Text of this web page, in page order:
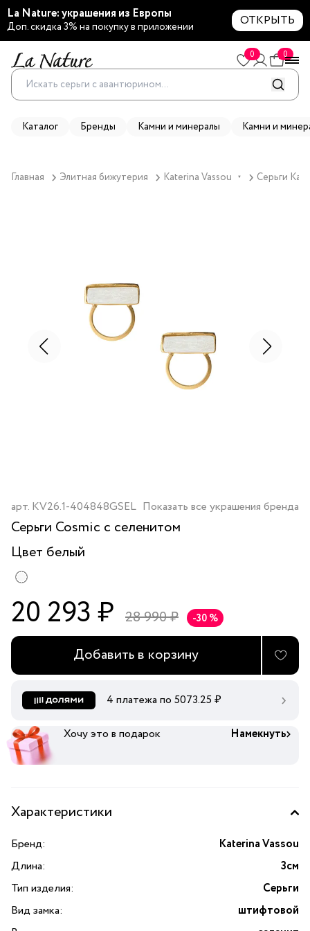
La Nature: украшения из Европы
Доп. скидка 3% на покупку в приложении ОТКРЫТЬ
0 0
Каталог Бренды Камни и минералы Камни и
Главная Элитная бижутерия Katerina Vassou ▼ Серьги
арт. KV26.1-404848GSEL Показать все украшения бренда
Серьги Cosmic с селенитом
Цвет белый
20 293 ₽ 28 990 ₽ -30 %
Добавить в корзину
4 платежа по 5073.25 ₽
Хочу это в подарок Намекнуть
Характеристики
Бренд:
Katerina Vassou
Длина:
3см
Тип изделия:
Серьги
Вид замка:
штифтовой